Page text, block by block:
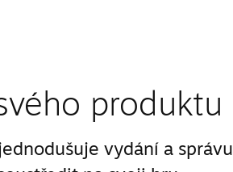
produktu
vydání a správu